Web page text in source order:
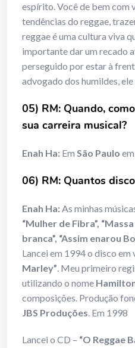
espírito. Você de bem com
tendências do reggae,
reggae é uma cultura viva
importante dar um recado
perseguido por estar à
advogado dos humildes,
05) RM: Quando,
sua carreira musical?
Enah Ha: Em São Paulo
06) RM: Quantos
Enah Ha:As minhas
“Mulher de Fibra”,
branca”, “Assim enarou
Lancei em 1994 o disco em
Marley”. Meu primeiro
utilizando o nome
composições. Produção
JBS Produções. Em 1998
Lancei o CD – “O Reggae